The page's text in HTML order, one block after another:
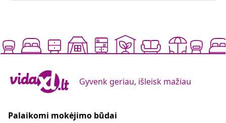
Gyvenk geriau, išleisk mažiau
Palaikomi mokėjimo būdai